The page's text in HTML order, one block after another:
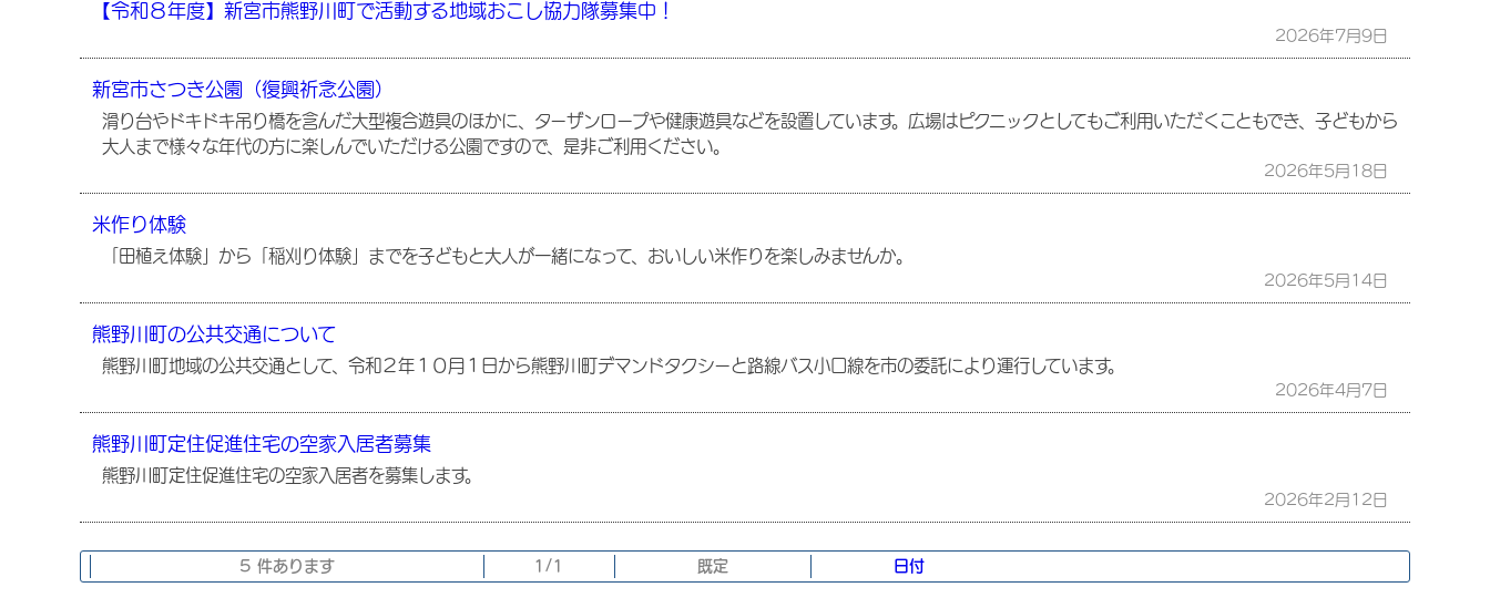
【令和８年度】新宮市熊野川町で活動する地域おこし協力隊募集中！
2026年7月9日
新宮市さつき公園（復興祈念公園）
滑り台やドキドキ吊り橋を含んだ大型複合遊具のほかに、ターザンロープや健康遊具などを設置しています。広場はピクニックとしてもご利用いただくこともでき、子どもから
大人まで様々な年代の方に楽しんでいただける公園ですので、是非ご利用ください。
2026年5月18日
米作り体験
「田植え体験」から「稲刈り体験」までを子どもと大人が一緒になって、おいしい米作りを楽しみませんか。
2026年5月14日
熊野川町の公共交通について
熊野川町地域の公共交通として、令和２年１０月１日から熊野川町デマンドタクシーと路線バス小口線を市の委託により運行しています。
2026年4月7日
熊野川町定住促進住宅の空家入居者募集
熊野川町定住促進住宅の空家入居者を募集します。
2026年2月12日
5 件あります 1/1 既定 日付